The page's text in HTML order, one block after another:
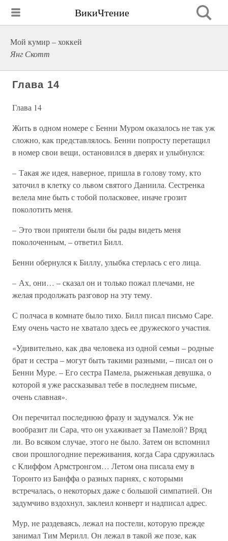
ВикиЧтение
Мой кумир – хоккей
Янг Скотт
Глава 14
Глава 14
Жить в одном номере с Бенни Муром оказалось не так уж
сложно, как представлялось. Бенни попросту перетащил
в номер свои вещи, остановился в дверях и улыбнулся:
– Такая же идея, наверное, пришла в голову тому, кто
заточил в клетку со львом святого Даниила. Сестренка
велела мне быть с тобой поласковее, иначе грозит
поколотить меня.
– Это твои приятели были бы рады видеть меня
поколоченным, – ответил Билл.
Бенни обернулся к Биллу, улыбка стерлась с его лица.
– Ах, они… – сказал он и только пожал плечами, не
желая продолжать разговор на эту тему.
С полчаса в комнате было тихо. Билл писал письмо Саре.
Ему очень часто не хватало здесь ее дружеского участия.
«Удивительно, как два человека из одной семьи – родные
брат и сестра – могут быть такими разными, – писал он о
Бенни Муре. – Его сестра Памела, рыженькая девушка, о
которой я уже рассказывал тебе в последнем письме,
очень славная».
Он перечитал последнюю фразу и задумался. Уж не
вообразит ли Сара, что он ухаживает за Памелой? Вряд
ли. Во всяком случае, этого не было. Затем он вспомнил
свои прошлогодние переживания, когда Сара сдружилась
с Клиффом Армстронгом… Летом она писала ему в
Торонто из Банффа о разных парнях, с которыми
встречалась, о некоторых даже с большой симпатией. Он
задумчиво вздохнул, заклеил конверт и надписал адрес.
Мур, не раздеваясь, лежал на постели, которую прежде
занимал Тим Мерилл. Он лежал в такой же позе, как